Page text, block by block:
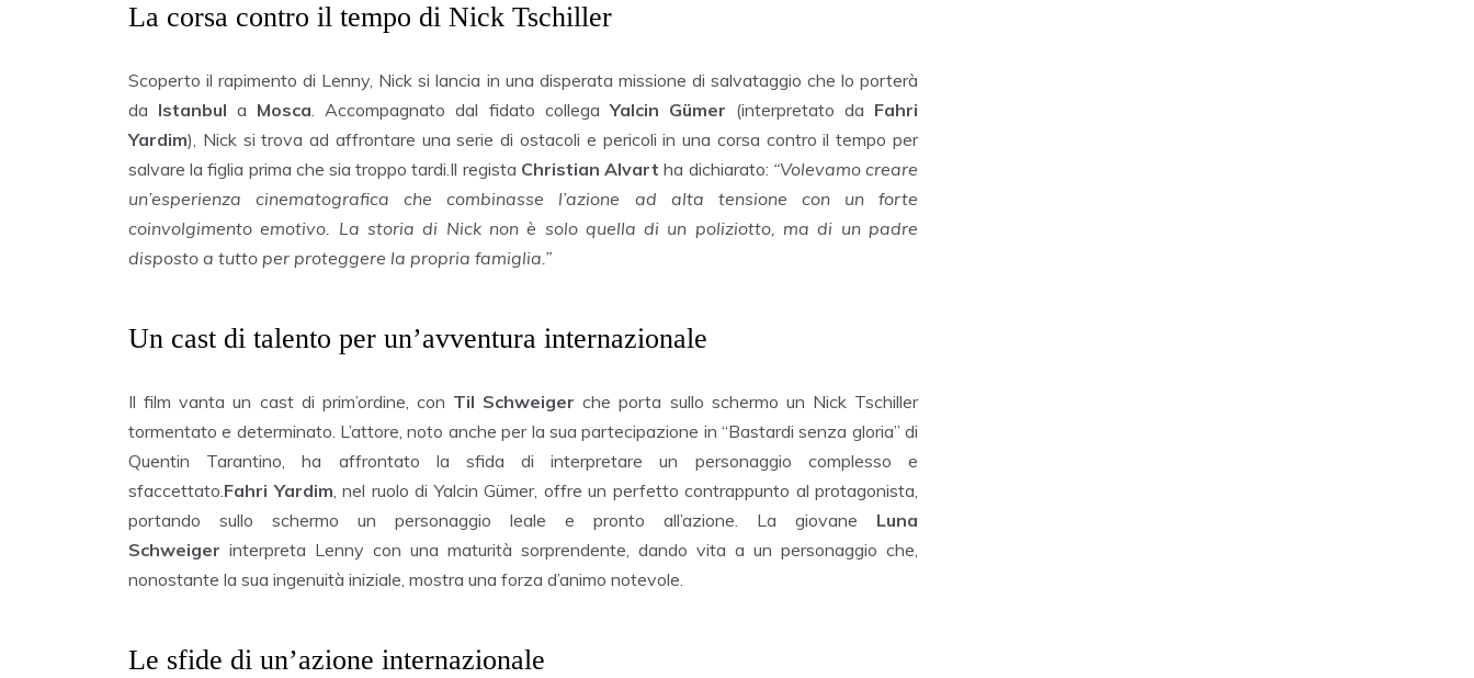
La corsa contro il tempo di Nick Tschiller
Scoperto il rapimento di Lenny, Nick si lancia in una disperata missione di salvataggio che lo porterà
da Istanbul a Mosca. Accompagnato dal fidato collegaYalcin Gümer (interpretato da Fahri
Yardim), Nick si trova ad affrontare una serie di ostacoli e pericoli in una corsa contro il tempo per
salvare la figlia prima che sia troppo tardi.Il regista Christian Alvart ha dichiarato: “Volevamo creare
un’esperienza cinematografica che combinasse l’azione ad alta tensione con un forte
coinvolgimento emotivo. La storia di Nick non è solo quella di un poliziotto, ma di un padre
disposto a tutto per proteggere la propria famiglia.”
Un cast di talento per un’avventura internazionale
Il film vanta un cast di prim’ordine, con Til Schweiger che porta sullo schermo un Nick Tschiller
tormentato e determinato. L’attore, noto anche per la sua partecipazione in “Bastardi senza gloria” di
Quentin Tarantino, ha affrontato la sfida di interpretare un personaggio complesso e
sfaccettato.Fahri Yardim, nel ruolo di Yalcin Gümer, offre un perfetto contrappunto al protagonista,
portando sullo schermo un personaggio leale e pronto all’azione. La giovane Luna
Schweiger interpreta Lenny con una maturità sorprendente, dando vita a un personaggio che,
nonostante la sua ingenuità iniziale, mostra una forza d’animo notevole.
Le sfide di un’azione internazionale